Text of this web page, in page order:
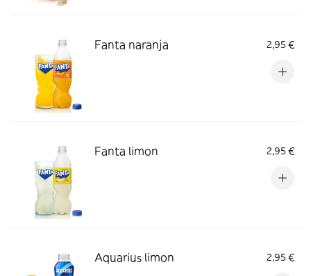
Fanta naranja 2,95 €
Fanta limon 2,95 €
Aquarius limon 2,95 €